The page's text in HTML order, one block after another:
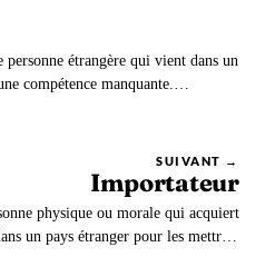
étrangère qui vient dans un
compétence manquante.
SUIVANT →
Importateur
physique ou morale qui acquiert
un pays étranger pour les mettre à